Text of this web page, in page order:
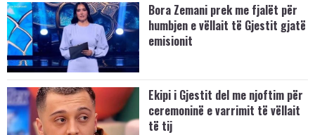
Bora Zemani prek me fjalët për
humbjen e vëllait të Gjestit gjatë
emisionit
Ekipi i Gjestit del me njoftim për
ceremoninë e varrimit të vëllait
të tij